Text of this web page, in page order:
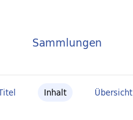
Sammlungen
Inhalt Übersicht